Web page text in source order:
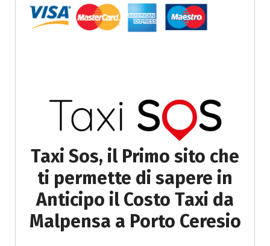
Taxi Sos, il Primo sito che
ti permette di sapere in
Anticipo il Costo Taxi da
Malpensa a Porto Ceresio